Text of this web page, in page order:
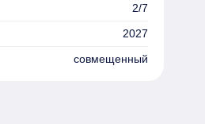
2/7
2027
совмещенный